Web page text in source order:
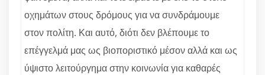
οχημάτων στους δρόμους για να συνδράμουμε
στον πολίτη. Και αυτό, διότι δεν βλέπουμε το
επέγγελμά μας ως βιοποριστικό μέσον αλλά και ως
ύψιστο λειτούργημα στην κοινωνία για καθαρές